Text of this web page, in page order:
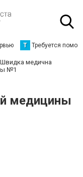
Т Требуется
Швидка медична
№1
медицины